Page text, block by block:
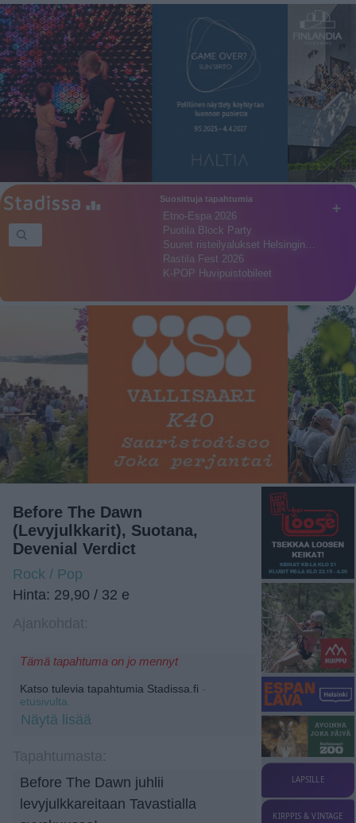
+
Suosittuja tapahtumia
Etno-Espa 2026
Puotila Block Party
Suuret risteilyalukset Helsingin…
Rastila Fest 2026
K-POP Huvipuistobileet
Before The Dawn
(Levyjulkkarit), Suotana,
Devenial Verdict
Rock / Pop
Hinta: 29,90 / 32 e
Tämä tapahtuma on jo mennyt
Katso tulevia tapahtumia Stadissa.fi -
etusivulta.
Näytä lisää
Before The Dawn juhlii
levyjulkkareitaan Tavastialla
LAPSILLE
KIRPPIS & VINTAGE